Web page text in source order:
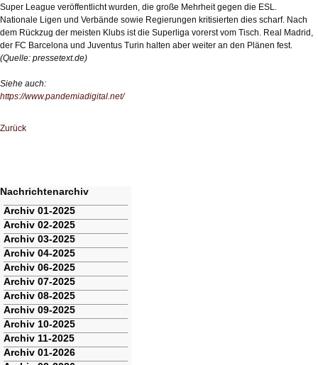
Super League veröffentlicht wurden, die große Mehrheit gegen die ESL.
Nationale Ligen und Verbände sowie Regierungen kritisierten dies scharf. Nach
dem Rückzug der meisten Klubs ist die Superliga vorerst vom Tisch. Real Madrid,
der FC Barcelona und Juventus Turin halten aber weiter an den Plänen fest.
(Quelle: pressetext.de)
Siehe auch:
https://www.pandemiadigital.net/
Zurück
Nachrichtenarchiv
Navigation
überspringen
Archiv 01-2025
Archiv 02-2025
Archiv 03-2025
Archiv 04-2025
Archiv 06-2025
Archiv 07-2025
Archiv 08-2025
Archiv 09-2025
Archiv 10-2025
Archiv 11-2025
Archiv 01-2026